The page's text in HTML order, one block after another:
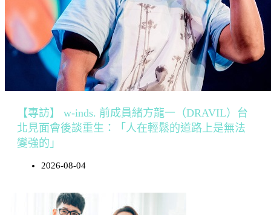
【專訪】 w-inds. 前成員緒方龍一（DRAVIL）台
北見面會後談重生：「人在輕鬆的道路上是無法
變強的」
2026-08-04